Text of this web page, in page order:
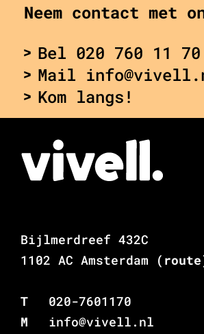
Neem contact met
Bel 020 760 11 70
Mail
Kom langs!
Bijlmerdreef 432C
1102 AC Amsterdam
T
020-7601170
M
info@vivell.nl